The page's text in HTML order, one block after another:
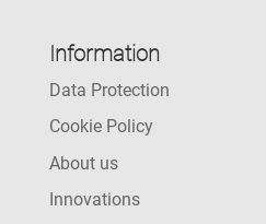
Information
Data Protection
Cookie Policy
About us
Innovations